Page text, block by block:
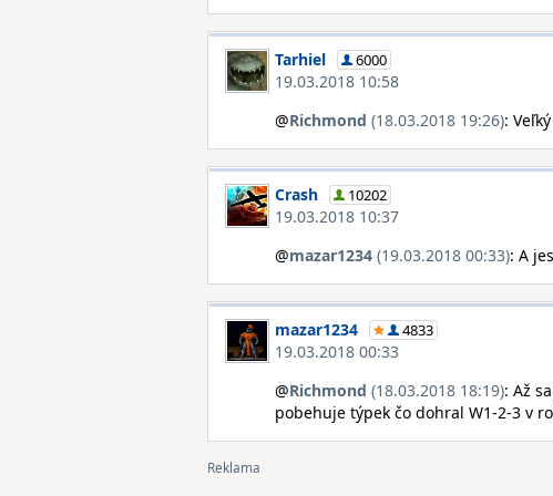
Tarhiel 6000
19.03.2018 10:58
@Richmond (18.03.2018 19:26):
Crash 10202
19.03.2018 10:37
@mazar1234 (19.03.2018 00:33): A
mazar1234 4833
19.03.2018 00:33
@Richmond (18.03.2018 18:19): Až
pobehuje týpek čo dohral W1-2-3 v